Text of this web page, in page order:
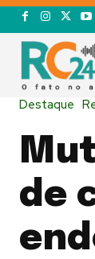
Destaque
de